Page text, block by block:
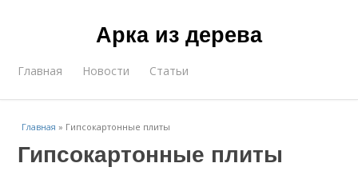
Арка из дерева
Главная Новости Статьи
Главная » Гипсокартонные плиты
Гипсокартонные плиты